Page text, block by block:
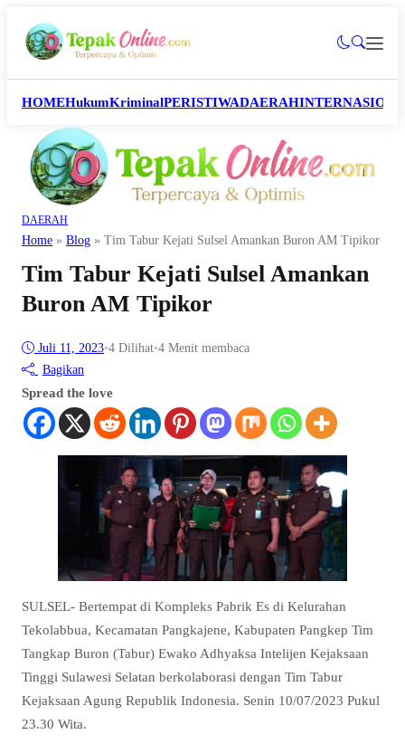
HOMEHukumKriminalPERISTIWADAERAH
DAERAH
Home » Blog » Tim Tabur Kejati Sulsel Amankan Buron AM Tipikor
Tim Tabur Kejati Sulsel Amankan
Buron AM Tipikor
Juli 11, 2023•4 Dilihat•4 Menit membaca
Bagikan
Spread the love
SULSEL- Bertempat di Kompleks Pabrik Es di Kelurahan
Tekolabbua, Kecamatan Pangkajene, Kabupaten Pangkep Tim
Tangkap Buron (Tabur) Ewako Adhyaksa Intelijen Kejaksaan
Tinggi Sulawesi Selatan berkolaborasi dengan Tim Tabur
Kejaksaan Agung Republik Indonesia. Senin 10/07/2023 Pukul
23.30 Wita.